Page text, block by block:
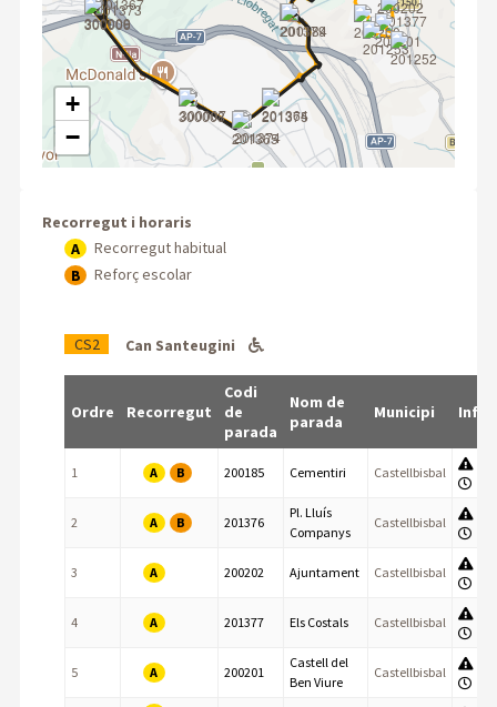
+
−
Recorregut i horaris
A
Recorregut habitual
B
Reforç escolar
CS2 Can Santeugini
Ordre Recorregut
Codi
de
parada
Nom de
parada
Municipi Info
1 A B 200185 Cementiri Castellbisbal
2 A B 201376
Pl. Lluís
Companys
Castellbisbal
3 A 200202 Ajuntament Castellbisbal
4 A 201377 Els Costals Castellbisbal
5 A 200201
Castell del
Ben Viure
Castellbisbal